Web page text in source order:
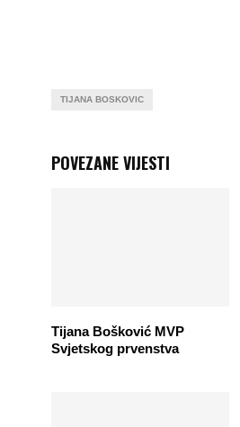
TIJANA BOSKOVIC
POVEZANE VIJESTI
Tijana Bošković MVP
Svjetskog prvenstva